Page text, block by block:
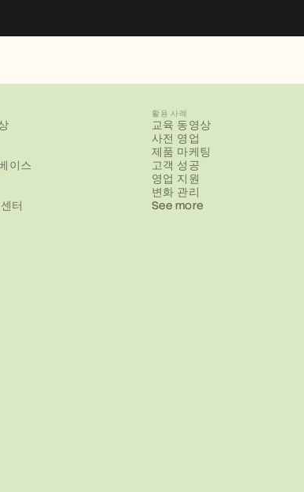
이스
터
활용 사례
교육 동영상
사전 영업
제품 마케팅
고객 성공
영업 지원
변화 관리
See more